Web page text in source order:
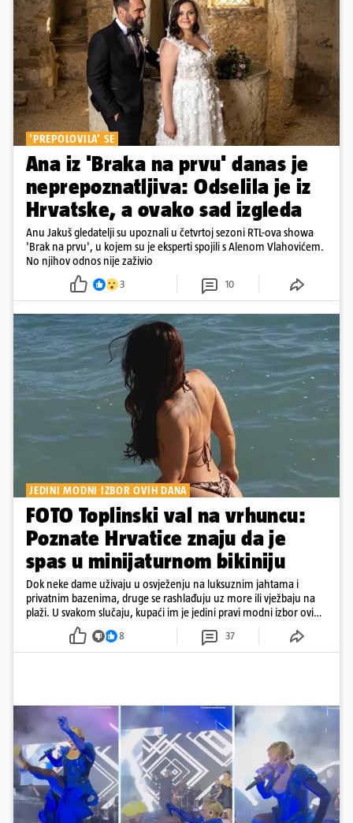
'PREPOLOVILA' SE
Ana iz 'Braka na prvu' danas je
neprepoznatljiva: Odselila je iz
Hrvatske, a ovako sad izgleda
Anu Jakuš gledatelji su upoznali u četvrtoj sezoni RTL-ova showa
'Brak na prvu', u kojem su je eksperti spojili s Alenom Vlahovićem.
No njihov odnos nije zaživio
3 10
JEDINI MODNI IZBOR OVIH DANA
FOTO Toplinski val na vrhuncu:
Poznate Hrvatice znaju da je
spas u minijaturnom bikiniju
Dok neke dame uživaju u osvježenju na luksuznim jahtama i
privatnim bazenima, druge se rashlađuju uz more ili vježbaju na
plaži. U svakom slučaju, kupaći im je jedini pravi modni izbor ovih
8 37